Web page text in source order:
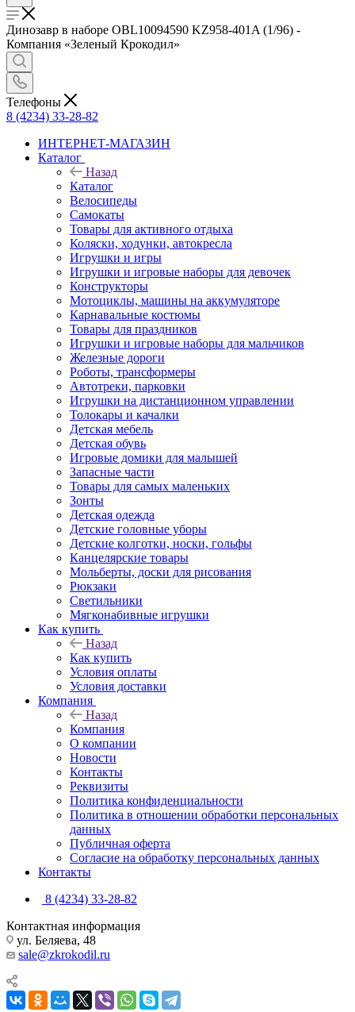
Динозавр в наборе OBL10094590 KZ958-401A (1/96) -
Компания «Зеленый Крокодил»
Телефоны
8 (4234) 33-28-82
ИНТЕРНЕТ-МАГАЗИН
Каталог
Назад
Каталог
Велосипеды
Самокаты
Товары для активного отдыха
Коляски, ходунки, автокресла
Игрушки и игры
Игрушки и игровые наборы для девочек
Конструкторы
Мотоциклы, машины на аккумуляторе
Карнавальные костюмы
Товары для праздников
Игрушки и игровые наборы для мальчиков
Железные дороги
Роботы, трансформеры
Автотреки, парковки
Игрушки на дистанционном управлении
Толокары и качалки
Детская мебель
Детская обувь
Игровые домики для малышей
Запасные части
Товары для самых маленьких
Зонты
Детская одежда
Детские головные уборы
Детские колготки, носки, гольфы
Канцелярские товары
Мольберты, доски для рисования
Рюкзаки
Светильники
Мягконабивные игрушки
Как купить
Назад
Как купить
Условия оплаты
Условия доставки
Компания
Назад
Компания
О компании
Новости
Контакты
Реквизиты
Политика конфиденциальности
Политика в отношении обработки персональных
данных
Публичная оферта
Согласие на обработку персональных данных
Контакты
8 (4234) 33-28-82
Контактная информация
ул. Беляева, 48
sale@zkrokodil.ru